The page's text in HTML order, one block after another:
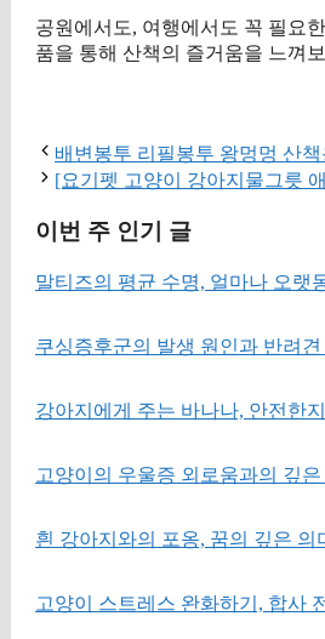
공원에서도, 여행에서도 꼭 필요
품을 통해 산책의 즐거움을 느껴
배변봉투 리필봉투 왕멍멍 산
[요기펫 고양이 강아지물그릇
이번 주 인기 글
말티즈의 평균 수명, 얼마나 오랫
쿠싱증후군의 발생 원인과 반려
강아지에게 주는 바나나, 안전한
고양이의 우울증 외로움과의 깊
흰 강아지와의 포옹, 꿈의 깊은 의
고양이 스트레스 완화하기, 합사